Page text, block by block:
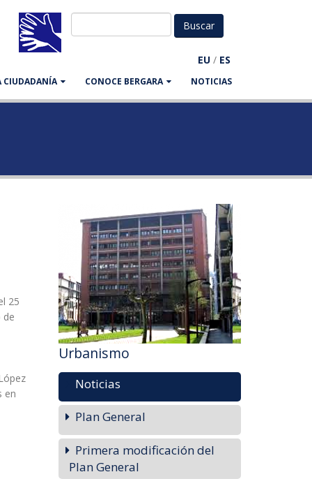
EU / ES
CIUDADANÍA CONOCE BERGARA NOTICIAS
25
de
en
Urbanismo
Noticias
Plan General
Primera modificación del
Plan General